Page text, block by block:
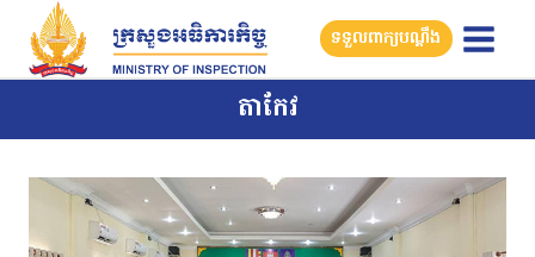
Skip
content
ទទួលពាក្យបណ្តឹង
តាកែវ